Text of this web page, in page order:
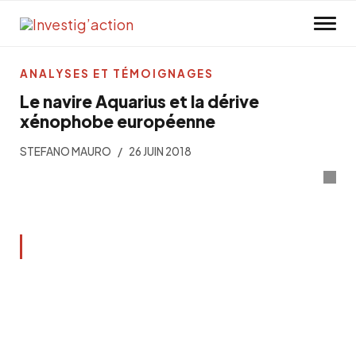
Le navire Aquarius et la dérive
xénophobe européenne
STEFANO MAURO 26 JUIN 2018
ANALYSES ET TÉMOIGNAGES